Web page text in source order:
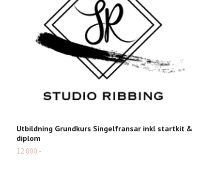
Utbildning Grundkurs Singelfransar inkl startkit &
diplom
12 000:-